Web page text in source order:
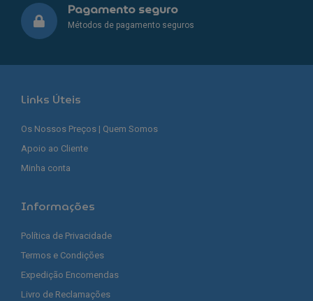
Pagamento seguro
Métodos de pagamento seguros
Links Úteis
Os Nossos Preços | Quem Somos
Apoio ao Cliente
Minha conta
Informações
Política de Privacidade
Termos e Condições
Expedição Encomendas
Livro de Reclamações